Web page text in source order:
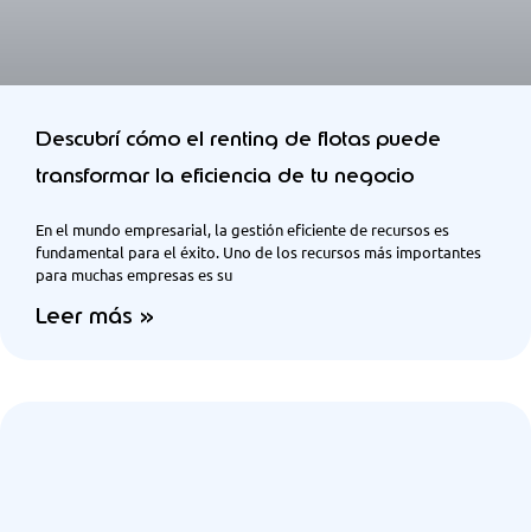
Descubrí cómo el renting de flotas puede
transformar la eficiencia de tu negocio
En el mundo empresarial, la gestión eficiente de recursos es
fundamental para el éxito. Uno de los recursos más importantes
para muchas empresas es su
Leer más »